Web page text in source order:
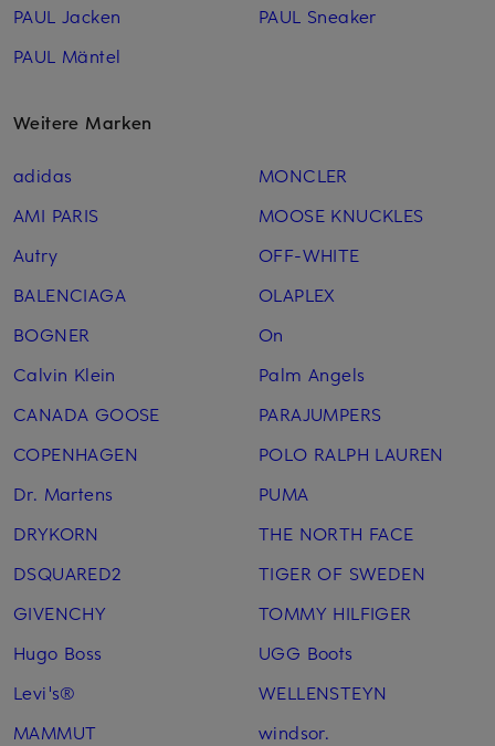
PAUL Jacken
PAUL Mäntel
PAUL Sneaker
Weitere Marken
adidas
AMI PARIS
Autry
BALENCIAGA
BOGNER
Calvin Klein
CANADA GOOSE
COPENHAGEN
Dr. Martens
DRYKORN
DSQUARED2
GIVENCHY
Hugo Boss
Levi's®
MAMMUT
MONCLER
MOOSE KNUCKLES
OFF-WHITE
OLAPLEX
On
Palm Angels
PARAJUMPERS
POLO RALPH LAUREN
PUMA
THE NORTH FACE
TIGER OF SWEDEN
TOMMY HILFIGER
UGG Boots
WELLENSTEYN
windsor.